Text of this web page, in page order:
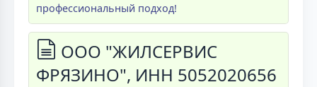
профессиональный подход!
ООО "ЖИЛСЕРВИС
ФРЯЗИНО", ИНН 5052020656